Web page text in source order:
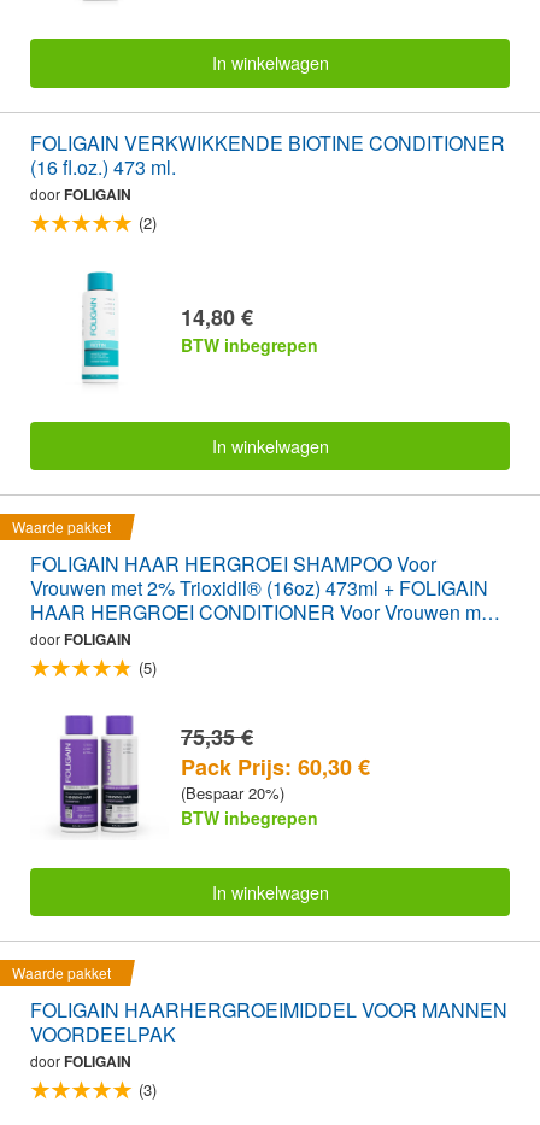
In winkelwagen
FOLIGAIN VERKWIKKENDE BIOTINE CONDITIONER
(16 fl.oz.) 473 ml.
doorFOLIGAIN
(2)
14,80 €
BTW inbegrepen
In winkelwagen
Waarde pakket
FOLIGAIN HAAR HERGROEI SHAMPOO Voor
Vrouwen met 2% Trioxidil® (16oz) 473ml + FOLIGAIN
HAAR HERGROEI CONDITIONER Voor Vrouwen met
2% Trioxidil® (16oz) 473ml WAARDE PAK
doorFOLIGAIN
(5)
75,35 €
Pack Prijs: 60,30 €
(Bespaar 20%)
BTW inbegrepen
In winkelwagen
Waarde pakket
FOLIGAIN HAARHERGROEIMIDDEL VOOR MANNEN
VOORDEELPAK
doorFOLIGAIN
(3)